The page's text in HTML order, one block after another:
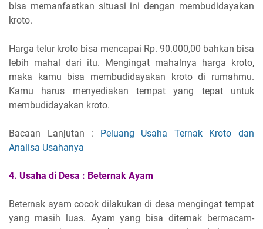
bisa memanfaatkan situasi ini dengan membudidayakan
kroto.
Harga telur kroto bisa mencapai Rp. 90.000,00 bahkan bisa
lebih mahal dari itu. Mengingat mahalnya harga kroto,
maka kamu bisa membudidayakan kroto di rumahmu.
Kamu harus menyediakan tempat yang tepat untuk
membudidayakan kroto.
Bacaan Lanjutan :
Peluang Usaha Ternak Kroto dan
Analisa Usahanya
4. Usaha di Desa : Beternak Ayam
Beternak ayam cocok dilakukan di desa mengingat tempat
yang masih luas. Ayam yang bisa diternak bermacam-